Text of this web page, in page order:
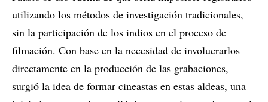
utilizando los métodos de investigación tradicionales,
sin la participación de los indios en el proceso de
filmación. Con base en la necesidad de involucrarlos
directamente en la producción de las grabaciones,
surgió la idea de formar cineastas en estas aldeas, una